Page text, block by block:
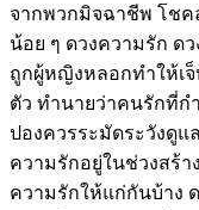
จากพวกมิจฉาชีพ โชค
น้อย ๆ ดวงความรัก ด
ถูกผู้หญิงหลอกทำให้เ
ตัว ทำนายว่าคนรักที่ก
ปองควรระมัดระวังดู
ความรักอยู่ในช่วงสร้า
ความรักให้แก่กันบ้าง ด